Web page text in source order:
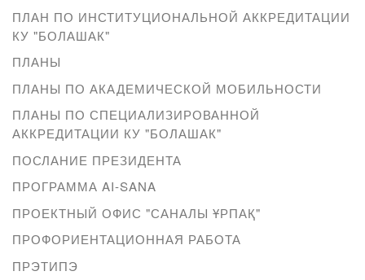
ПЛАН ПО ИНСТИТУЦИОНАЛЬНОЙ АККРЕДИТАЦИИ
КУ "БОЛАШАК"
ПЛАНЫ
ПЛАНЫ ПО АКАДЕМИЧЕСКОЙ МОБИЛЬНОСТИ
ПЛАНЫ ПО СПЕЦИАЛИЗИРОВАННОЙ
АККРЕДИТАЦИИ КУ "БОЛАШАК"
ПОСЛАНИЕ ПРЕЗИДЕНТА
ПРОГРАММА AI-SANA
ПРОЕКТНЫЙ ОФИС "САНАЛЫ ҰРПАҚ"
ПРОФОРИЕНТАЦИОННАЯ РАБОТА
ПРЭТИПЭ